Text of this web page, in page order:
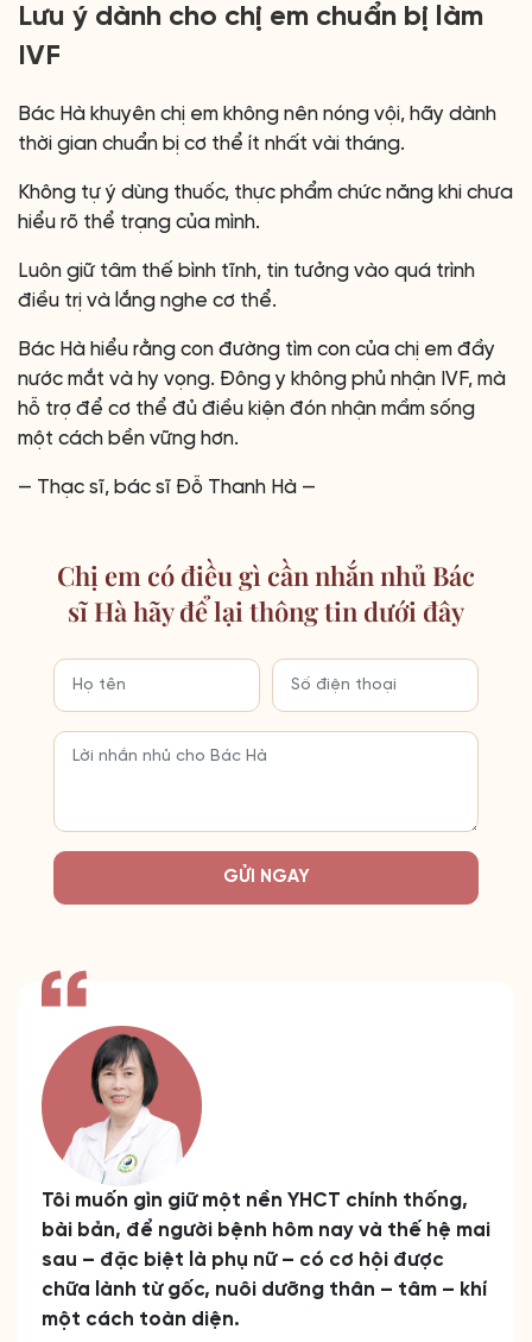
Lưu ý dành cho chị em chuẩn bị làm
IVF
Bác Hà khuyên chị em không nên nóng vội, hãy dành
thời gian chuẩn bị cơ thể ít nhất vài tháng.
Không tự ý dùng thuốc, thực phẩm chức năng khi chưa
hiểu rõ thể trạng của mình.
Luôn giữ tâm thế bình tĩnh, tin tưởng vào quá trình
điều trị và lắng nghe cơ thể.
Bác Hà hiểu rằng con đường tìm con của chị em đầy
nước mắt và hy vọng. Đông y không phủ nhận IVF, mà
hỗ trợ để cơ thể đủ điều kiện đón nhận mầm sống
một cách bền vững hơn.
— Thạc sĩ, bác sĩ Đỗ Thanh Hà —
Chị em có điều gì cần nhắn nhủ Bác
sĩ Hà hãy để lại thông tin dưới đây
GỬI NGAY
Tôi muốn gìn giữ một nền YHCT chính thống,
bài bản, để người bệnh hôm nay và thế hệ mai
sau – đặc biệt là phụ nữ – có cơ hội được
chữa lành từ gốc, nuôi dưỡng thân – tâm – khí
một cách toàn diện.